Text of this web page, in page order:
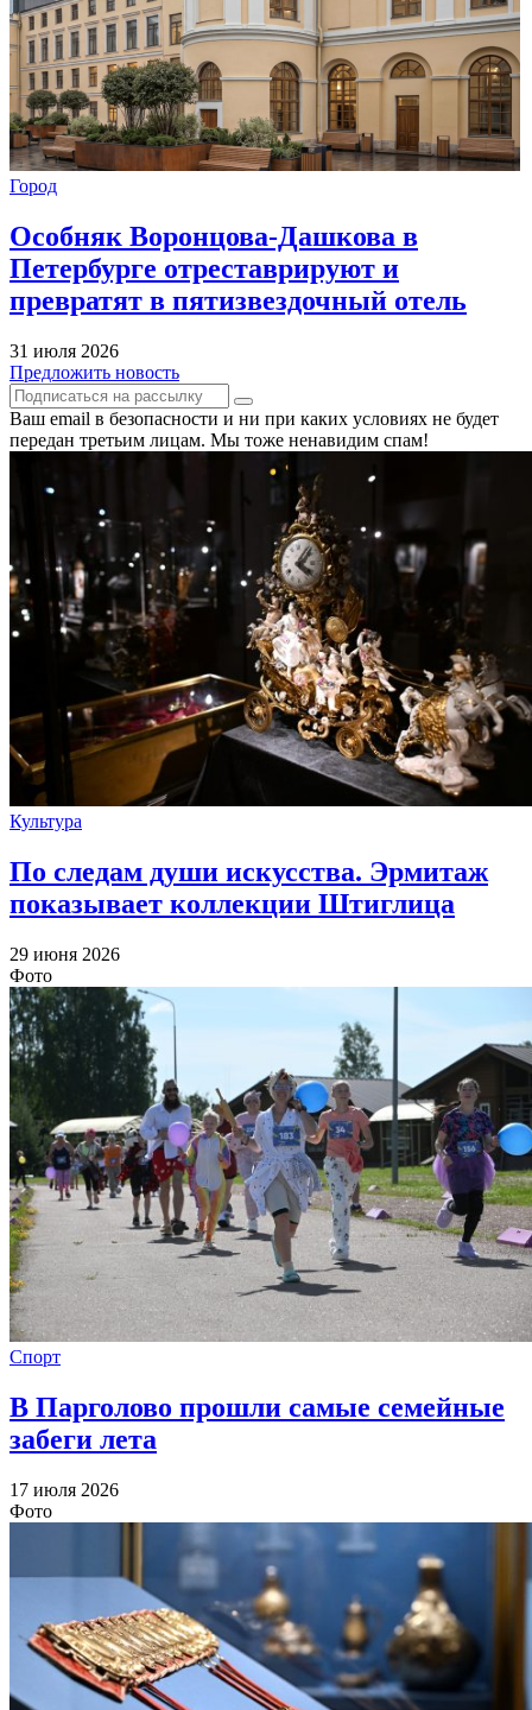
Город
Особняк Воронцова-Дашкова в
Петербурге отреставрируют и
превратят в пятизвездочный отель
31 июля 2026
Предложить новость
Ваш email в безопасности и ни при каких условиях не будет
передан третьим лицам. Мы тоже ненавидим спам!
Культура
По следам души искусства. Эрмитаж
показывает коллекции Штиглица
29 июня 2026
Фото
Спорт
В Парголово прошли самые семейные
забеги лета
17 июля 2026
Фото